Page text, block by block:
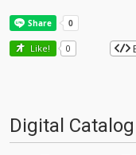
Like! 0
Digital Catalog